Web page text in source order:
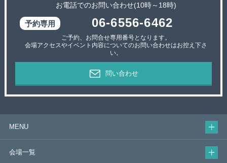
お電話でのお問い合わせ(10時～18時)
06-6556-6462
ご予約、お問合せ専用番号となります。
会場アクセスやイベント内容についてのお問い合わせはお控え下さ
い。
問い合わせ
MENU
会場一覧